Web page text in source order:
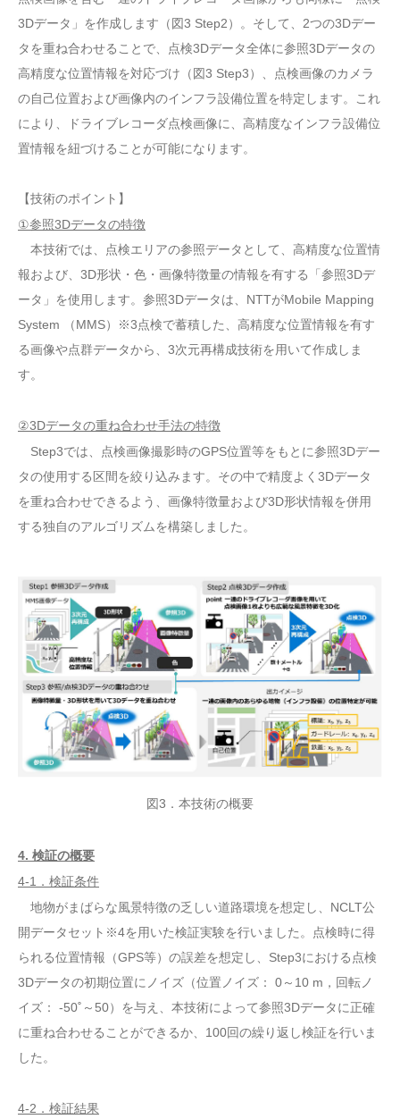
3Dデータ」を作成します（図3 Step2）。そして、2つの3Dデー
タを重ね合わせることで、点検3Dデータ全体に参照3Dデータの
高精度な位置情報を対応づけ（図3 Step3）、点検画像のカメラ
の自己位置および画像内のインフラ設備位置を特定します。これ
により、ドライブレコーダ点検画像に、高精度なインフラ設備位
置情報を紐づけることが可能になります。
【技術のポイント】
①参照3Dデータの特徴
本技術では、点検エリアの参照データとして、高精度な位置情
報および、3D形状・色・画像特徴量の情報を有する「参照3Dデ
ータ」を使用します。参照3Dデータは、NTTがMobile Mapping
System （MMS）※3点検で蓄積した、高精度な位置情報を有す
る画像や点群データから、3次元再構成技術を用いて作成しま
す。
②3Dデータの重ね合わせ手法の特徴
Step3では、点検画像撮影時のGPS位置等をもとに参照3Dデー
タの使用する区間を絞り込みます。その中で精度よく3Dデータ
を重ね合わせできるよう、画像特徴量および3D形状情報を併用
する独自のアルゴリズムを構築しました。
図3．本技術の概要
4. 検証の概要
4-1．検証条件
地物がまばらな風景特徴の乏しい道路環境を想定し、NCLT公
開データセット※4を用いた検証実験を行いました。点検時に得
られる位置情報（GPS等）の誤差を想定し、Step3における点検
3Dデータの初期位置にノイズ（位置ノイズ： 0～10 m，回転ノ
イズ： -50˚～50）を与え、本技術によって参照3Dデータに正確
に重ね合わせることができるか、100回の繰り返し検証を行いま
した。
4-2．検証結果